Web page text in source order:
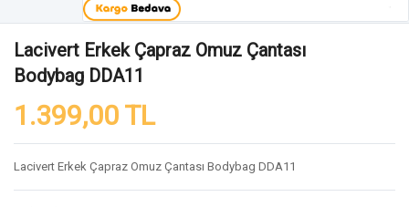
Lacivert Erkek Çapraz Omuz Çantası
Bodybag DDA11
1.399,00 TL
Lacivert Erkek Çapraz Omuz Çantası Bodybag DDA11